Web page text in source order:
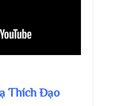
Thích Đạo